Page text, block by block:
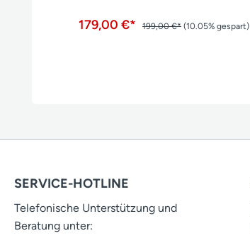
179,00 €* 199,00 €* (10.05% gespart)
SERVICE-HOTLINE
Telefonische Unterstützung und
Beratung unter: